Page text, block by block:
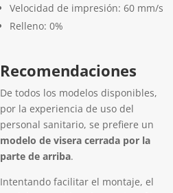
Velocidad de impresión: 60 mm/s
Relleno: 0%
Recomendaciones
De todos los modelos disponibles,
por la experiencia de uso del
personal sanitario, se prefiere un
modelo de visera cerrada por la
parte de arriba.
Intentando facilitar el montaje, el